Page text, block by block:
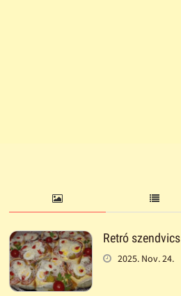
Retró szendvics
2025. Nov. 24.